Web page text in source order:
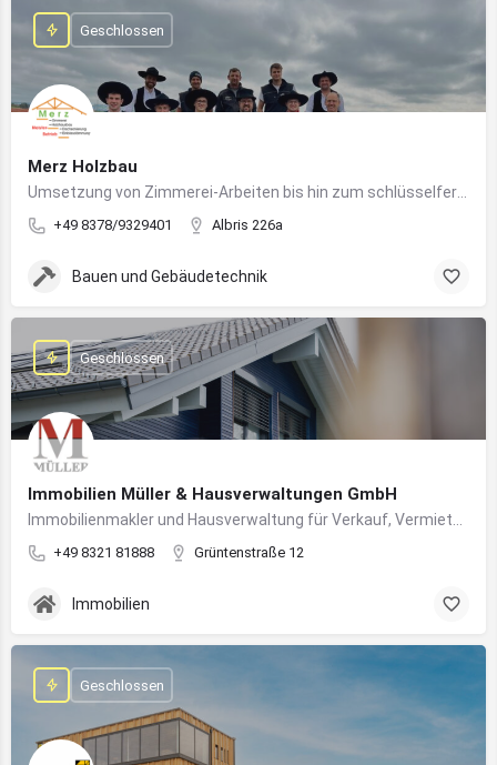
Merz Holzbau
+49 8378/9329401 Albris 226a
Geschlossen
Bauen und Gebäudetechnik
Immobilien Müller & Hausverwaltungen GmbH
+49 8321 81888 Grüntenstraße 12
Geschlossen
Immobilien
Geschlossen